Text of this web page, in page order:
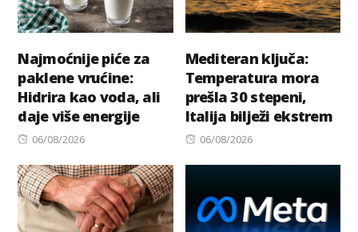
Najmoćnije piće za
paklene vrućine:
Hidrira kao voda, ali
daje više energije
Posted
06/08/2026
Mediteran ključa:
Temperatura mora
prešla 30 stepeni,
Italija bilježi ekstrem
Posted
06/08/2026